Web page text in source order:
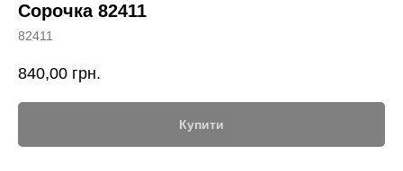
Сорочка 82411
82411
840,00 грн.
Купити